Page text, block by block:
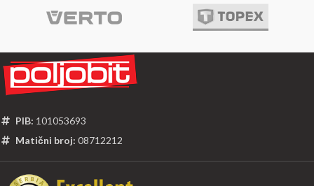
PIB: 101053693
Matični broj: 08712212